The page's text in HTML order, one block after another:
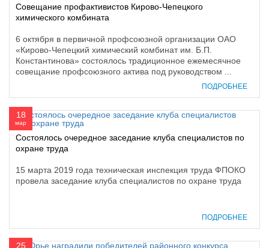
Совещание профактивистов Кирово-Чепецкого
химического комбината
6 октября в первичной профсоюзной организации ОАО
«Кирово-Чепецкий химический комбинат им. Б.П.
Константинова» состоялось традиционное ежемесячное
совещание профсоюзного актива под руководством ...
ПОДРОБНЕЕ
18
мар
Состоялось очередное заседание клуба специалистов по
охране труда
15 марта 2019 года техническая инспекция труда ФПОКО
провела заседание клуба специалистов по охране труда
ПОДРОБНЕЕ
25